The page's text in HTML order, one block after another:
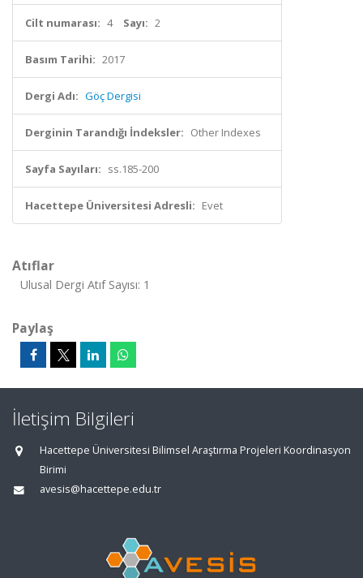
Cilt numarası: 4 Sayı: 2
Basım Tarihi: 2017
Dergi Adı: Göç Dergisi
Derginin Tarandığı İndeksler: Other Indexes
Sayfa Sayıları: ss.185-200
Hacettepe Üniversitesi Adresli: Evet
Atıflar
Ulusal Dergi Atıf Sayısı: 1
Paylaş
İletişim Bilgileri
Hacettepe Üniversitesi Bilimsel Araştırma Projeleri Koordinasyon
Birimi
avesis@hacettepe.edu.tr